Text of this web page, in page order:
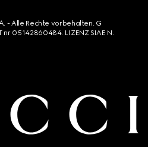
- Alle Rechte vorbehalten. G
nr 05142860484. LIZENZ SIAE N.